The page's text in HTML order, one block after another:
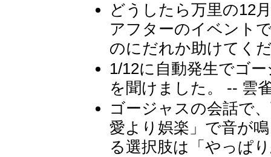
どうしたら万里の12
アフターのイベント
のにだれか助けてく
1/12に自動発生でゴ
を聞けました。 -- 雲
ゴージャスの会話で
愛より娯楽」で音が
る選択肢は「やっぱ